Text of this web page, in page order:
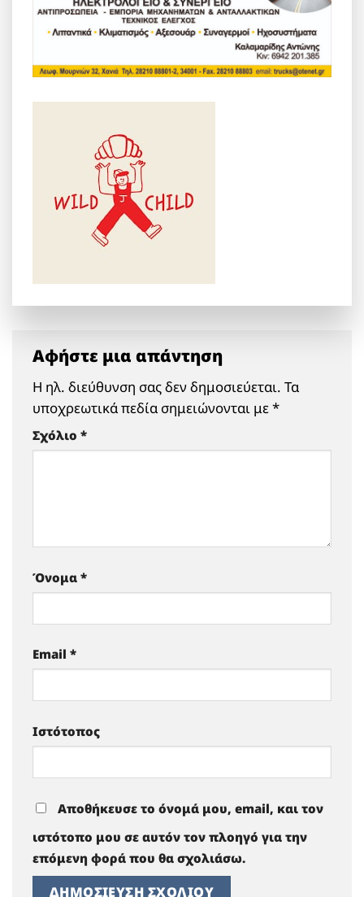
Αφήστε μια απάντηση
Η ηλ. διεύθυνση σας δεν δημοσιεύεται. Τα
υποχρεωτικά πεδία σημειώνονται με*
Σχόλιο *
Όνομα *
Email *
Ιστότοπος
Αποθήκευσε το όνομά μου, email, και τον
ιστότοπο μου σε αυτόν τον πλοηγό για την
επόμενη φορά που θα σχολιάσω.